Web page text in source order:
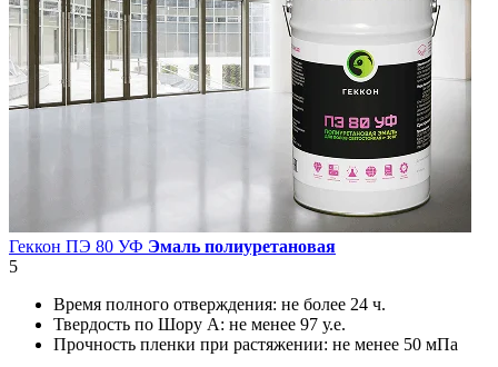
Геккон ПЭ 80 УФ Эмаль полиуретановая
5
Время полного отверждения: не более 24 ч.
Твердость по Шору А: не менее 97 у.е.
Прочность пленки при растяжении: не менее 50 мПа